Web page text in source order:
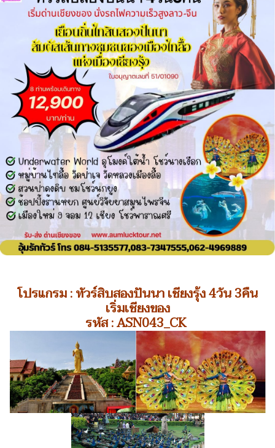
โปรแกรม : ทัวร์สิบสองปันนา เชียงรุ้ง 4วัน 3คืน
เริ่มเชียงของ
รหัส : ASN043_CK